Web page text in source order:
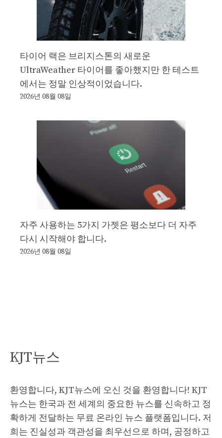
타이어 랙은 브리지스톤의 새로운
UltraWeather 타이어를 좋아했지만 한 테스트
에서는 정말 인상적이었습니다.
2026년 08월 08일
자주 사용하는 5가지 가젯은 평소보다 더 자주
다시 시작해야 합니다.
2026년 08월 08일
KJT뉴스
환영합니다, KJT뉴스에 오신 것을 환영합니다! KJT
뉴스는 한국과 전 세계의 중요한 뉴스를 신속하고 정
확하게 전달하는 무료 온라인 뉴스 플랫폼입니다. 저
희는 진실성과 객관성을 최우선으로 하며, 공정하고